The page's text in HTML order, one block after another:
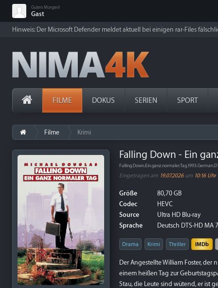
Guten Morgen!
Gast
Hinweis: Der Microsoft Defender meldet aktuell bei einigen rar-Files
FILME DOKUS SERIEN SPORT
Filme Krimi
Falling Down - Ein
Eingetragen am 19.07.2026um 10:16 Uhr
Größe
80,70 GB
Codec
HEVC
Source
Ultra HD Blu-ray
Sprache
Deutsch DTS-HD MA
Drama Krimi Thriller IMDb
Der Angestellte William Foster, der
einem heißen Tag zur
Stau, die Leute sind wütend, er ist